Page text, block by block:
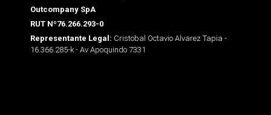
Outcompany SpA
RUT Nº76.266.293-0
Representante Legal: Cristobal Octavio Alvarez Tapia -
16.366.285-k - Av Apoquindo 7331